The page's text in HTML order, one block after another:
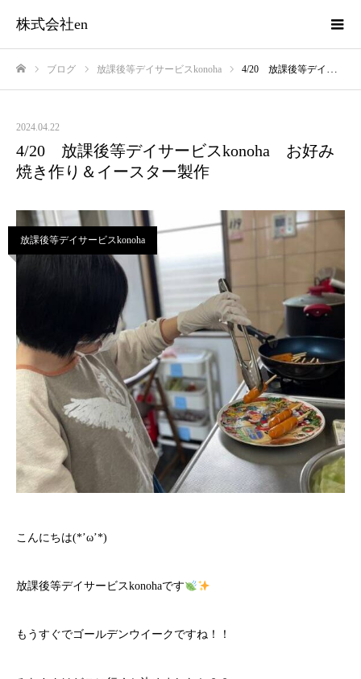
株式会社en
ブログ 放課後等デイサービスkonoha 4/20 放課後等デイサービスkonoha お好み焼き作り＆イースター製作
2024.04.22
4/20 放課後等デイサービスkonoha お好み
焼き作り＆イースター製作
放課後等デイサービスkonoha
こんにちは(*’ω’*)
放課後等デイサービスkonohaです
もうすぐでゴールデンウイークですね！！